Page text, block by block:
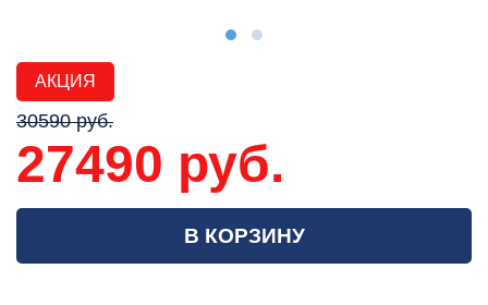
АКЦИЯ
30590 руб.
27490 руб.
В КОРЗИНУ